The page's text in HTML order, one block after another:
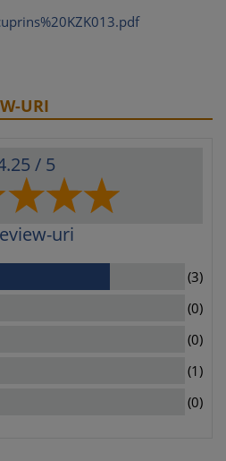
URI
/ 5
uri
(3)
(0)
(0)
(1)
(0)